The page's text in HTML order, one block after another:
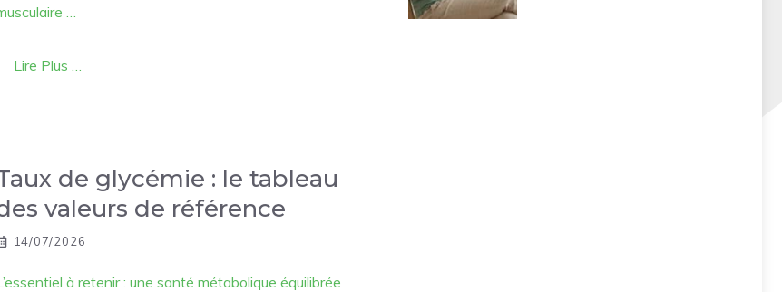
…
Lire Plus …
de glycémie : le tableau
valeurs de référence
14/07/2026
à retenir : une santé métabolique équilibrée